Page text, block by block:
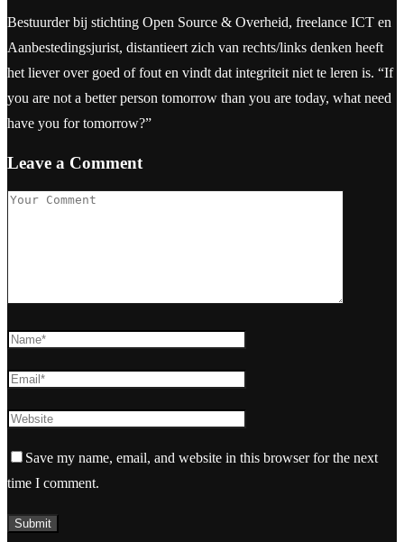
Bestuurder bij stichting Open Source & Overheid, freelance ICT en
Aanbestedingsjurist, distantieert zich van rechts/links denken heeft
het liever over goed of fout en vindt dat integriteit niet te leren is. “If
you are not a better person tomorrow than you are today, what need
have you for tomorrow?”
Leave a Comment
Save my name, email, and website in this browser for the next
time I comment.